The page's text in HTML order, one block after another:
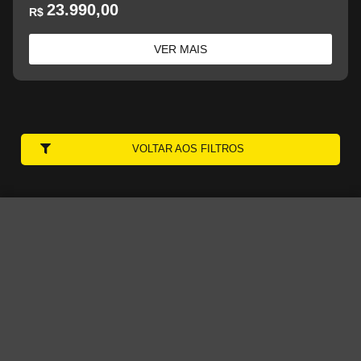
R$23.990,00
VER MAIS
VOLTAR AOS FILTROS